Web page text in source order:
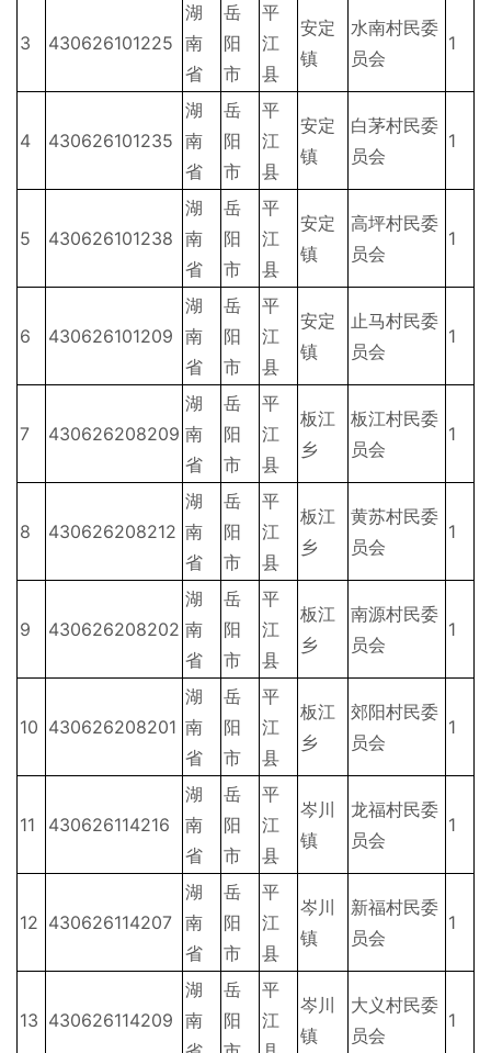
3 430626101225
湖
南
省
岳
阳
市
平
江
县
安定
镇
水南村民委
员会
1
4 430626101235
湖
南
省
岳
阳
市
平
江
县
安定
镇
白茅村民委
员会
1
5 430626101238
湖
南
省
岳
阳
市
平
江
县
安定
镇
高坪村民委
员会
1
6 430626101209
湖
南
省
岳
阳
市
平
江
县
安定
镇
止马村民委
员会
1
7 430626208209
湖
南
省
岳
阳
市
平
江
县
板江
乡
板江村民委
员会
1
8 430626208212
湖
南
省
岳
阳
市
平
江
县
板江
乡
黄苏村民委
员会
1
9 430626208202
湖
南
省
岳
阳
市
平
江
县
板江
乡
南源村民委
员会
1
10 430626208201
湖
南
省
岳
阳
市
平
江
县
板江
乡
郊阳村民委
员会
1
11 430626114216
湖
南
省
岳
阳
市
平
江
县
岑川
镇
龙福村民委
员会
1
12 430626114207
湖
南
省
岳
阳
市
平
江
县
岑川
镇
新福村民委
员会
1
13 430626114209
湖
南
岳
阳
平
江
岑川
镇
大义村民委
员会
1